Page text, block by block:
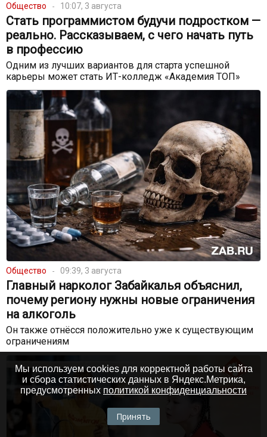
Общество 10:07, 3 августа
Стать программистом будучи подростком —
реально. Рассказываем, с чего начать путь
в профессию
Одним из лучших вариантов для старта успешной
карьеры может стать ИТ-колледж «Академия ТОП»
Общество 09:39, 3 августа
Главный нарколог Забайкалья объяснил,
почему региону нужны новые ограничения
на алкоголь
Он также отнёсся положительно уже к существующим
ограничениям
Мы используем cookies для корректной работы сайта
и сбора статистических данных в Яндекс.Метрика,
предусмотренных политикой конфиденциальности
Принять